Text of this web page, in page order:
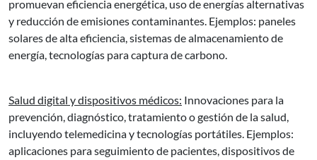
promuevan eficiencia energética, uso de energías alternativas
y reducción de emisiones contaminantes. Ejemplos: paneles
solares de alta eficiencia, sistemas de almacenamiento de
energía, tecnologías para captura de carbono.
Salud digital y dispositivos médicos: Innovaciones para la
prevención, diagnóstico, tratamiento o gestión de la salud,
incluyendo telemedicina y tecnologías portátiles. Ejemplos:
aplicaciones para seguimiento de pacientes, dispositivos de